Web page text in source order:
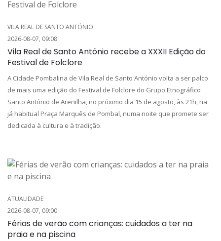
VILA REAL DE SANTO ANTÓNIO
2026-08-07, 09:08
Vila Real de Santo António recebe a XXXII Edição do
Festival de Folclore
A Cidade Pombalina de Vila Real de Santo António volta a ser palco
de mais uma edição do Festival de Folclore do Grupo Etnográfico
Santo António de Arenilha, no próximo dia 15 de agosto, às 21h, na
já habitual Praça Marquês de Pombal, numa noite que promete ser
dedicada à cultura e à tradição.
ATUALIDADE
2026-08-07, 09:00
Férias de verão com crianças: cuidados a ter na
praia e na piscina